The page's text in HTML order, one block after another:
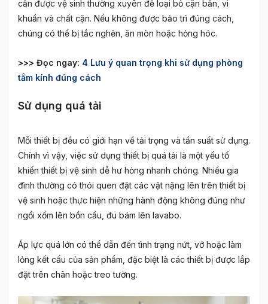
cần được vệ sinh thường xuyên để loại bỏ cặn bẩn, vi
khuẩn và chất cặn. Nếu không được bảo trì đúng cách,
chúng có thể bị tắc nghẽn, ăn mòn hoặc hỏng hóc.
>>> Đọc ngay: 4 Lưu ý quan trọng khi sử dụng phòng
tắm kính đúng cách
Sử dụng quá tải
Mỗi thiết bị đều có giới hạn về tải trọng và tần suất sử dụng.
Chính vì vậy, việc sử dụng thiết bị quá tải là một yếu tố
khiến thiết bị vệ sinh dễ hư hỏng nhanh chóng. Nhiều gia
đình thường có thói quen đặt các vật nặng lên trên thiết bị
vệ sinh hoặc thực hiện những hành động không đúng như
ngồi xổm lên bồn cầu, đu bám lên lavabo.
Áp lực quá lớn có thể dẫn đến tình trạng nứt, vỡ hoặc làm
lỏng kết cấu của sản phẩm, đặc biệt là các thiết bị được lắp
đặt trên chân hoặc treo tường.